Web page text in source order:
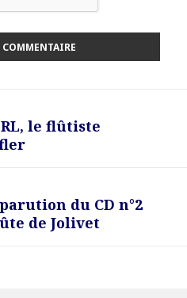
le flûtiste
du CD n°2
de Jolivet